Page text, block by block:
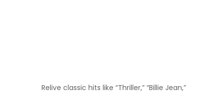
Relive classic hits like “Thriller,” “Billie Jean,”